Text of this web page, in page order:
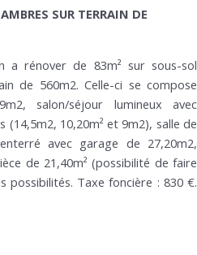
SUR TERRAIN DE
a rénover de 83m² sur sous-sol
de 560m2. Celle-ci se compose
salon/séjour lumineux avec
(14,5m2, 10,20m² et 9m2), salle de
avec garage de 27,20m2,
de 21,40m² (possibilité de faire
possibilités. Taxe foncière : 830 €.